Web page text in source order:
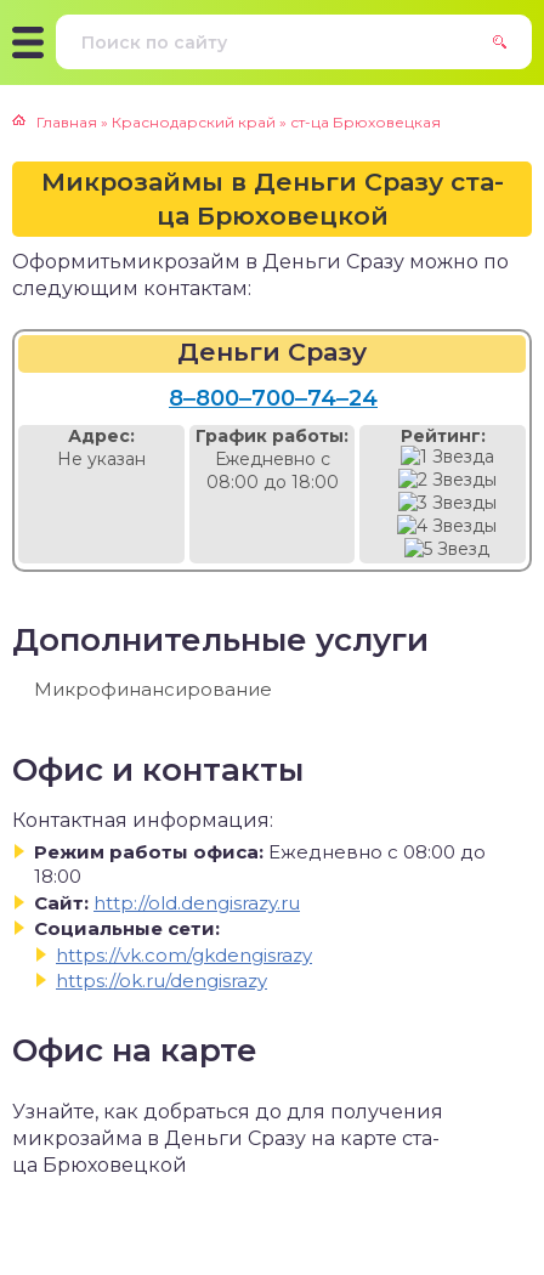
Главная » Краснодарский край » ст-ца Брюховецкая
Микрозаймы в Деньги Сразу ста-
ца Брюховецкой
Оформитьмикрозайм в Деньги Сразу можно по
следующим контактам:
Деньги Сразу
8‒800‒700‒74‒24
Адрес:
Не указан
График работы:
Ежедневно с
08:00 до 18:00
Рейтинг:
Дополнительные услуги
Микрофинансирование
Офис и контакты
Контактная информация:
Режим работы офиса: Ежедневно с 08:00 до
18:00
Сайт: http://old.dengisrazy.ru
Социальные сети:
https://vk.com/gkdengisrazy
https://ok.ru/dengisrazy
Офис на карте
Узнайте, как добраться до для получения
микрозайма в Деньги Сразу на карте ста-
ца Брюховецкой